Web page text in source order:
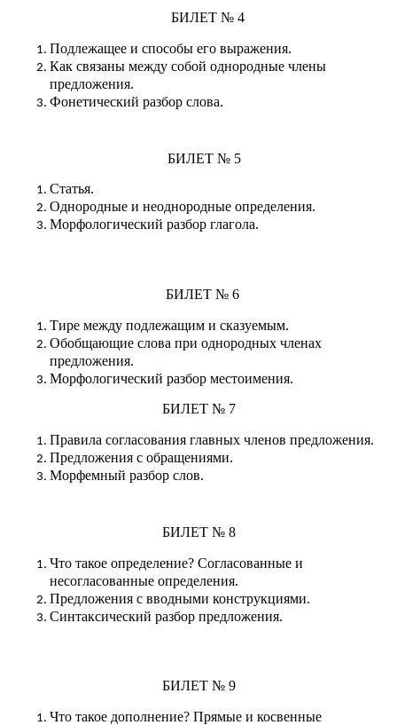
БИЛЕТ № 4
Подлежащее и способы его выражения.
Как связаны между собой однородные члены
предложения.
Фонетический разбор слова.
БИЛЕТ № 5
Статья.
Однородные и неоднородные определения.
Морфологический разбор глагола.
БИЛЕТ № 6
Тире между подлежащим и сказуемым.
Обобщающие слова при однородных членах
предложения.
Морфологический разбор местоимения.
БИЛЕТ № 7
Правила согласования главных членов предложения.
Предложения с обращениями.
Морфемный разбор слов.
БИЛЕТ № 8
Что такое определение? Согласованные и
несогласованные определения.
Предложения с вводными конструкциями.
Синтаксический разбор предложения.
БИЛЕТ № 9
Что такое дополнение? Прямые и косвенные